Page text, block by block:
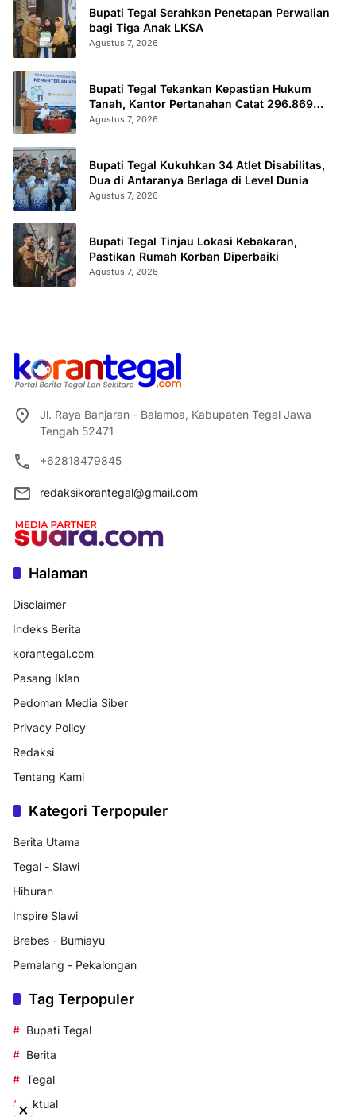
Bupati Tegal Serahkan Penetapan Perwalian
bagi Tiga Anak LKSA
Agustus 7, 2026
Bupati Tegal Tekankan Kepastian Hukum
Tanah, Kantor Pertanahan Catat 296.869
Sertifikat Terbit
Agustus 7, 2026
Bupati Tegal Kukuhkan 34 Atlet Disabilitas,
Dua di Antaranya Berlaga di Level Dunia
Agustus 7, 2026
Bupati Tegal Tinjau Lokasi Kebakaran,
Pastikan Rumah Korban Diperbaiki
Agustus 7, 2026
Jl. Raya Banjaran - Balamoa, Kabupaten Tegal Jawa
Tengah 52471
+62818479845
redaksikorantegal@gmail.com
Halaman
Disclaimer
Indeks Berita
korantegal.com
Pasang Iklan
Pedoman Media Siber
Privacy Policy
Redaksi
Tentang Kami
Kategori Terpopuler
Berita Utama
Tegal - Slawi
Hiburan
Inspire Slawi
Brebes - Bumiayu
Pemalang - Pekalongan
Tag Terpopuler
Bupati Tegal
Berita
Tegal
aktual
×